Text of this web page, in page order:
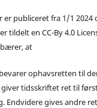
er publiceret fra 1/1 2024
tildelt en CC-By 4.0
at
ophavsretten til
tidsskriftet ret til
Endvidere gives andre